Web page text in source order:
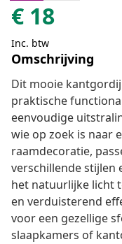
€ 18
Inc. btw
Omschrijving
Dit mooie
praktische
eenvoudige
wie op zoek is naar
raamdecoratie,
verschillende stijlen
het natuurlijke licht
en verduisterend
voor een gezellige
slaapkamers of